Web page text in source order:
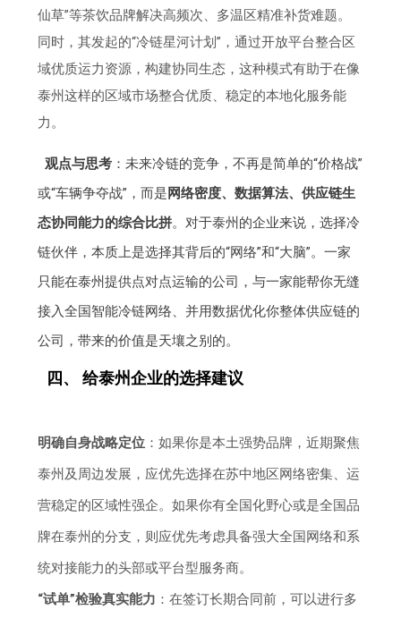
仙草”等茶饮品牌解决高频次、多温区精准补货难题。
同时，其发起的“冷链星河计划”，通过开放平台整合区
域优质运力资源，构建协同生态，这种模式有助于在像
泰州这样的区域市场整合优质、稳定的本地化服务能
力。
观点与思考：未来冷链的竞争，不再是简单的“价格战”
或“车辆争夺战”，而是 网络密度、数据算法、供应链生
态协同能力的综合比拼。对于泰州的企业来说，选择冷
链伙伴，本质上是选择其背后的“网络”和“大脑”。一家
只能在泰州提供点对点运输的公司，与一家能帮你无缝
接入全国智能冷链网络、并用数据优化你整体供应链的
公司，带来的价值是天壤之别的。
四、 给泰州企业的选择建议
明确自身战略定位 ：如果你是本土强势品牌，近期聚焦
泰州及周边发展，应优先选择在苏中地区网络密集、运
营稳定的区域性强企。如果你有全国化野心或是全国品
牌在泰州的分支，则应优先考虑具备强大全国网络和系
统对接能力的头部或平台型服务商。
“试单”检验真实能力 ：在签订长期合同前，可以进行多